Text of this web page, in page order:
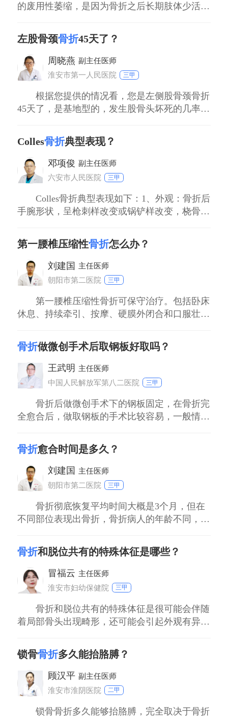
肢的撕裂性骨折，初步愈合后可以先进行肌肉
等。但要注意康复锻炼的强度和范围要逐渐增
加，避免过度活动导致骨折再移位等情况。
四、特殊人群（儿童）的温馨提示
儿童在发生撕裂性骨折后，家长要密切关注孩
子的情况。首先，要按照医生的要求严格执行
位。其次，要注意孩子的营养摄入，保证孩子
有充足的营养促进骨折愈合。另外，在康复锻
炼过程中，要陪伴孩子，鼓励孩子积极配合，
但要注意锻炼的适度，不要让孩子感到过度疲
劳。同时，要定期带孩子到医院进行复查，通
过X线等检查观察骨折愈合情况，医生会根据
骼还在生长发育，要特别注意避免骨折愈合过
程中出现影响骨骺生长的情况，如内固定物的
位置等问题，医生在治疗过程中会充分考虑儿
童的生长发育特点来选择合适的治疗方式和内
固定材料等。
的废用性萎缩，是因为骨折之后长期肢体少活
乏力。第二，关节活动功能障碍，常见于靠近关
节或者是关节内骨折，从而影响关节及关节软
骨，甚至周围的关节囊，而出现后期的关节粘
连，伴有活动功能障碍。第三，骨不连接或骨头
坏死。最常见
左股骨颈骨折45天了？
周晓燕 副主任医师
淮安市第一人民医院
三甲
根据您提供的情况看，您是左侧股骨颈骨折
45天了，是基地型的，发生股骨头坏死的几率不
以免影响骨折愈合，而诱发股骨头坏死。因此您
现在还需1个半月才可以下地行走锻炼的，暂时
应加强直腿抬高锻炼及膝踝关节屈伸锻炼。
Colles骨折典型表现？
邓项俊 副主任医师
六安市人民医院
三甲
Colles骨折典型表现如下：1、外观：骨折后
手腕形状，呈枪刺样改变或锅铲样改变，桡骨远
位；2、局部肿胀、剧痛，患肢功能障碍；3、手
指偶有麻木。出现以上情况，切记不能进一步活
动，要尽快包扎、固定，可用简单衣物、杂志或
者书本在外加压，用纤维绳轻微捆绑，及时
第一腰椎压缩性骨折怎么办？
刘建国 主任医师
朝阳市第二医院
三甲
第一腰椎压缩性骨折可保守治疗。包括卧床
休息、持续牵引、按摩、硬膜外闭合和口服壮骨
管内有没有骨块儿移入。如果椎体压缩，不足于
50%，可以在腰1的位置用大浴巾等逐渐垫高。
骨折做微创手术后取钢板好取吗？
王武明 主任医师
中国人民解放军第八二医院
三甲
骨折后做微创手术下的钢板固定，在骨折完
全愈合后，做取钢板的手术比较容易，一般情况
较困难，因为要尽量减少切口，尽量减少软组织
的损伤。但是在骨折愈合后，取钢板时不需要顾
忌太多，而且本身所需要做的切口都非常有限，
而且都是沿着原来的切口进行。将切口切开后就
可以显
骨折愈合时间是多久？
刘建国 主任医师
朝阳市第二医院
三甲
骨折彻底恢复平均时间大概是3个月，但在
不同部位表现出骨折，骨折病人的年龄不同，骨
因此每位病人愈合时间不同。一般少年儿童骨折
愈合的最快，老年人骨折后愈合速度最慢。
骨折和脱位共有的特殊体征是哪些？
冒福云 主任医师
淮安市妇幼保健院
三甲
骨折和脱位共有的特殊体征是很可能会伴随
着局部骨头出现畸形，还可能会引起外观有异常
力感，也会有活动受限。自身因为外伤或者是摔
落等某种原因导致骨头部位出现异常，在不能确
定病因状态下可以马上选择到医院进行X线拍片
检查。这两种症状上可能会存在有相同地方，但
是治疗
锁骨骨折多久能抬胳膊？
顾汉平 副主任医师
淮安市淮阴医院
二甲
锁骨骨折多久能够抬胳膊，完全取决于骨折